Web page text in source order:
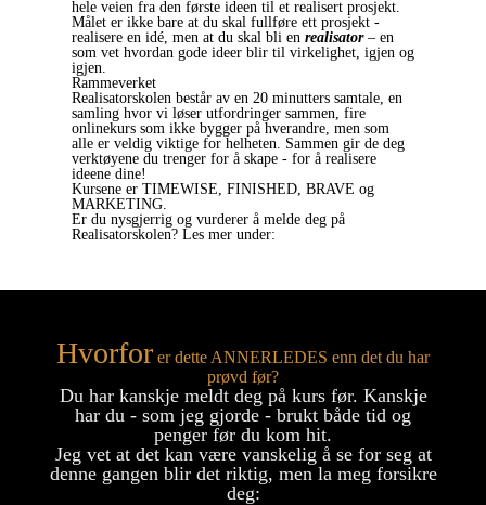
hele veien fra den første ideen til et realisert prosjekt.
Målet er ikke bare at du skal fullføre ett prosjekt -
realisere en idé, men at du skal bli en realisator – en
som vet hvordan gode ideer blir til virkelighet, igjen og
igjen.
Rammeverket
Realisatorskolen består av en 20 minutters samtale, en
samling hvor vi løser utfordringer sammen, fire
onlinekurs som ikke bygger på hverandre, men som
alle er veldig viktige for helheten. Sammen gir de deg
verktøyene du trenger for å skape - for å realisere
ideene dine!
Kursene er TIMEWISE, FINISHED, BRAVE og
MARKETING.
Er du nysgjerrig og vurderer å melde deg på
Realisatorskolen? Les mer under:
Hvorfor er dette ANNERLEDES enn det du har
prøvd før?
Du har kanskje meldt deg på kurs før. Kanskje
har du - som jeg gjorde - brukt både tid og
penger før du kom hit.
Jeg vet at det kan være vanskelig å se for seg at
denne gangen blir det riktig, men la meg forsikre
deg: